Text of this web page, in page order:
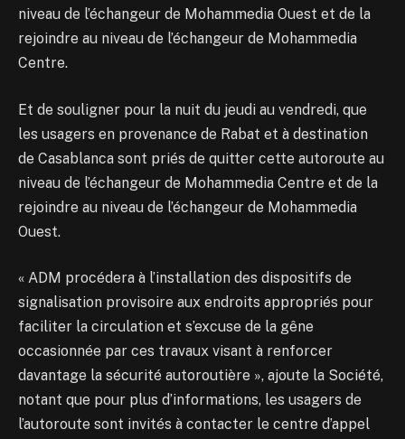
niveau de l’échangeur de Mohammedia Ouest et de la
rejoindre au niveau de l’échangeur de Mohammedia
Centre.
Et de souligner pour la nuit du jeudi au vendredi, que
les usagers en provenance de Rabat et à destination
de Casablanca sont priés de quitter cette autoroute au
niveau de l’échangeur de Mohammedia Centre et de la
rejoindre au niveau de l’échangeur de Mohammedia
Ouest.
« ADM procédera à l’installation des dispositifs de
signalisation provisoire aux endroits appropriés pour
faciliter la circulation et s’excuse de la gêne
occasionnée par ces travaux visant à renforcer
davantage la sécurité autoroutière », ajoute la Société,
notant que pour plus d’informations, les usagers de
l’autoroute sont invités à contacter le centre d’appel